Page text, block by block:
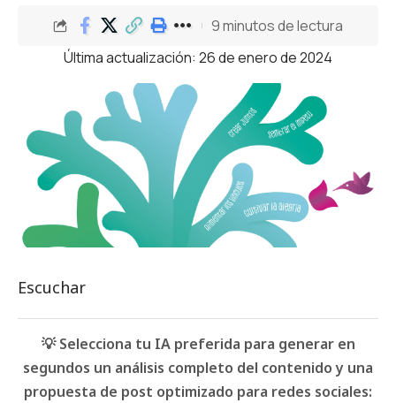
Última actualización: 26 de enero de 2024
9 minutos de lectura
Escuchar
💡 Selecciona tu IA preferida para generar en
segundos un análisis completo del contenido y una
propuesta de post optimizado para redes sociales: